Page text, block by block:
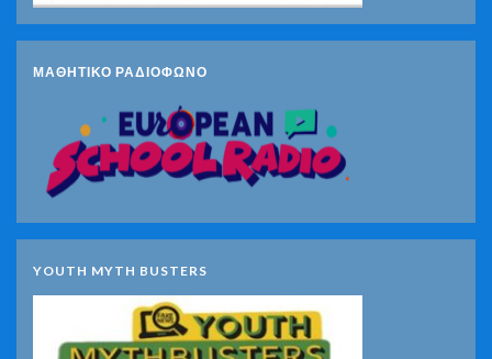
ΜΑΘΗΤΙΚΟ ΡΑΔΙΟΦΩΝΟ
YOUTH MYTH BUSTERS